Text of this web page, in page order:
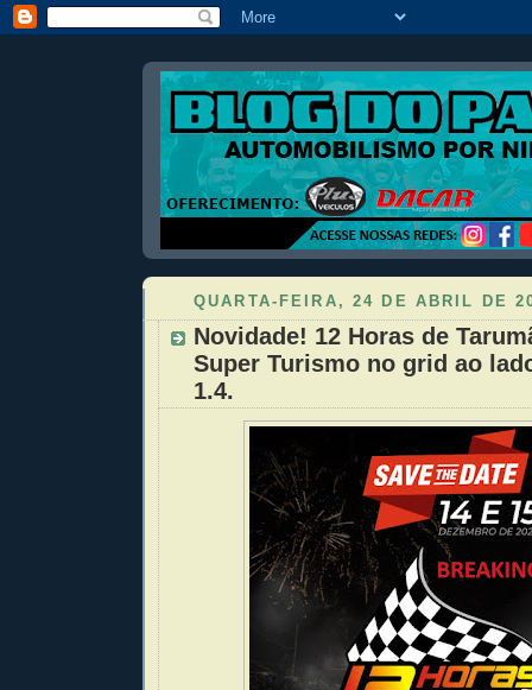
QUARTA-FEIRA, 24 DE ABRIL DE
Novidade! 12 Horas de
Super Turismo no grid ao
1.4.